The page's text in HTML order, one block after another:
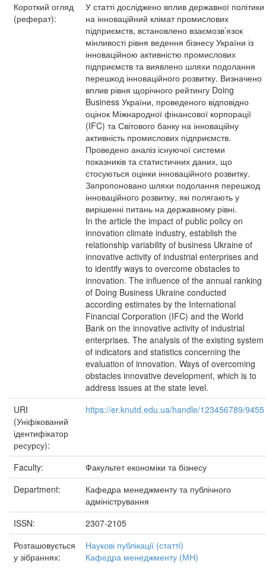
Короткий огляд
(реферат):
У статті досліджено вплив державної політики
на інноваційний клімат промислових
підприємств, встановлено взаємозв’язок
мінливості рівня ведення бізнесу України із
інноваційною активністю промислових
підприємств та виявлено шляхи подолання
перешкод інноваційного розвитку. Визначено
вплив рівня щорічного рейтингу Doing
Business України, проведеного відповідно
оцінок Міжнародної фінансової корпорації
(IFC) та Світового банку на інноваційну
активність промислових підприємств.
Проведено аналіз існуючої системи
показників та статистичних даних, що
стосуються оцінки інноваційного розвитку.
Запропоновано шляхи подолання перешкод
інноваційного розвитку, які полягають у
вирішенні питань на державному рівні.
In the article the impact of public policy on
innovation climate industry, establish the
relationship variability of business Ukraine of
innovative activity of industrial enterprises and
to identify ways to overcome obstacles to
innovation. The influence of the annual ranking
of Doing Business Ukraine conducted
according estimates by the International
Financial Corporation (IFC) and the World
Bank on the innovative activity of industrial
enterprises. The analysis of the existing system
of indicators and statistics concerning the
evaluation of innovation. Ways of overcoming
obstacles innovative development, which is to
address issues at the state level.
URI
(Уніфікований
ідентифікатор
ресурсу):
https://er.knutd.edu.ua/handle/123456789/9455
Faculty:
Факультет економіки та бізнесу
Department:
Кафедра менеджменту та публічного
адміністрування
ISSN:
2307-2105
Розташовується
у зібраннях:
Наукові публікації (статті)
Кафедра менеджменту (МН)